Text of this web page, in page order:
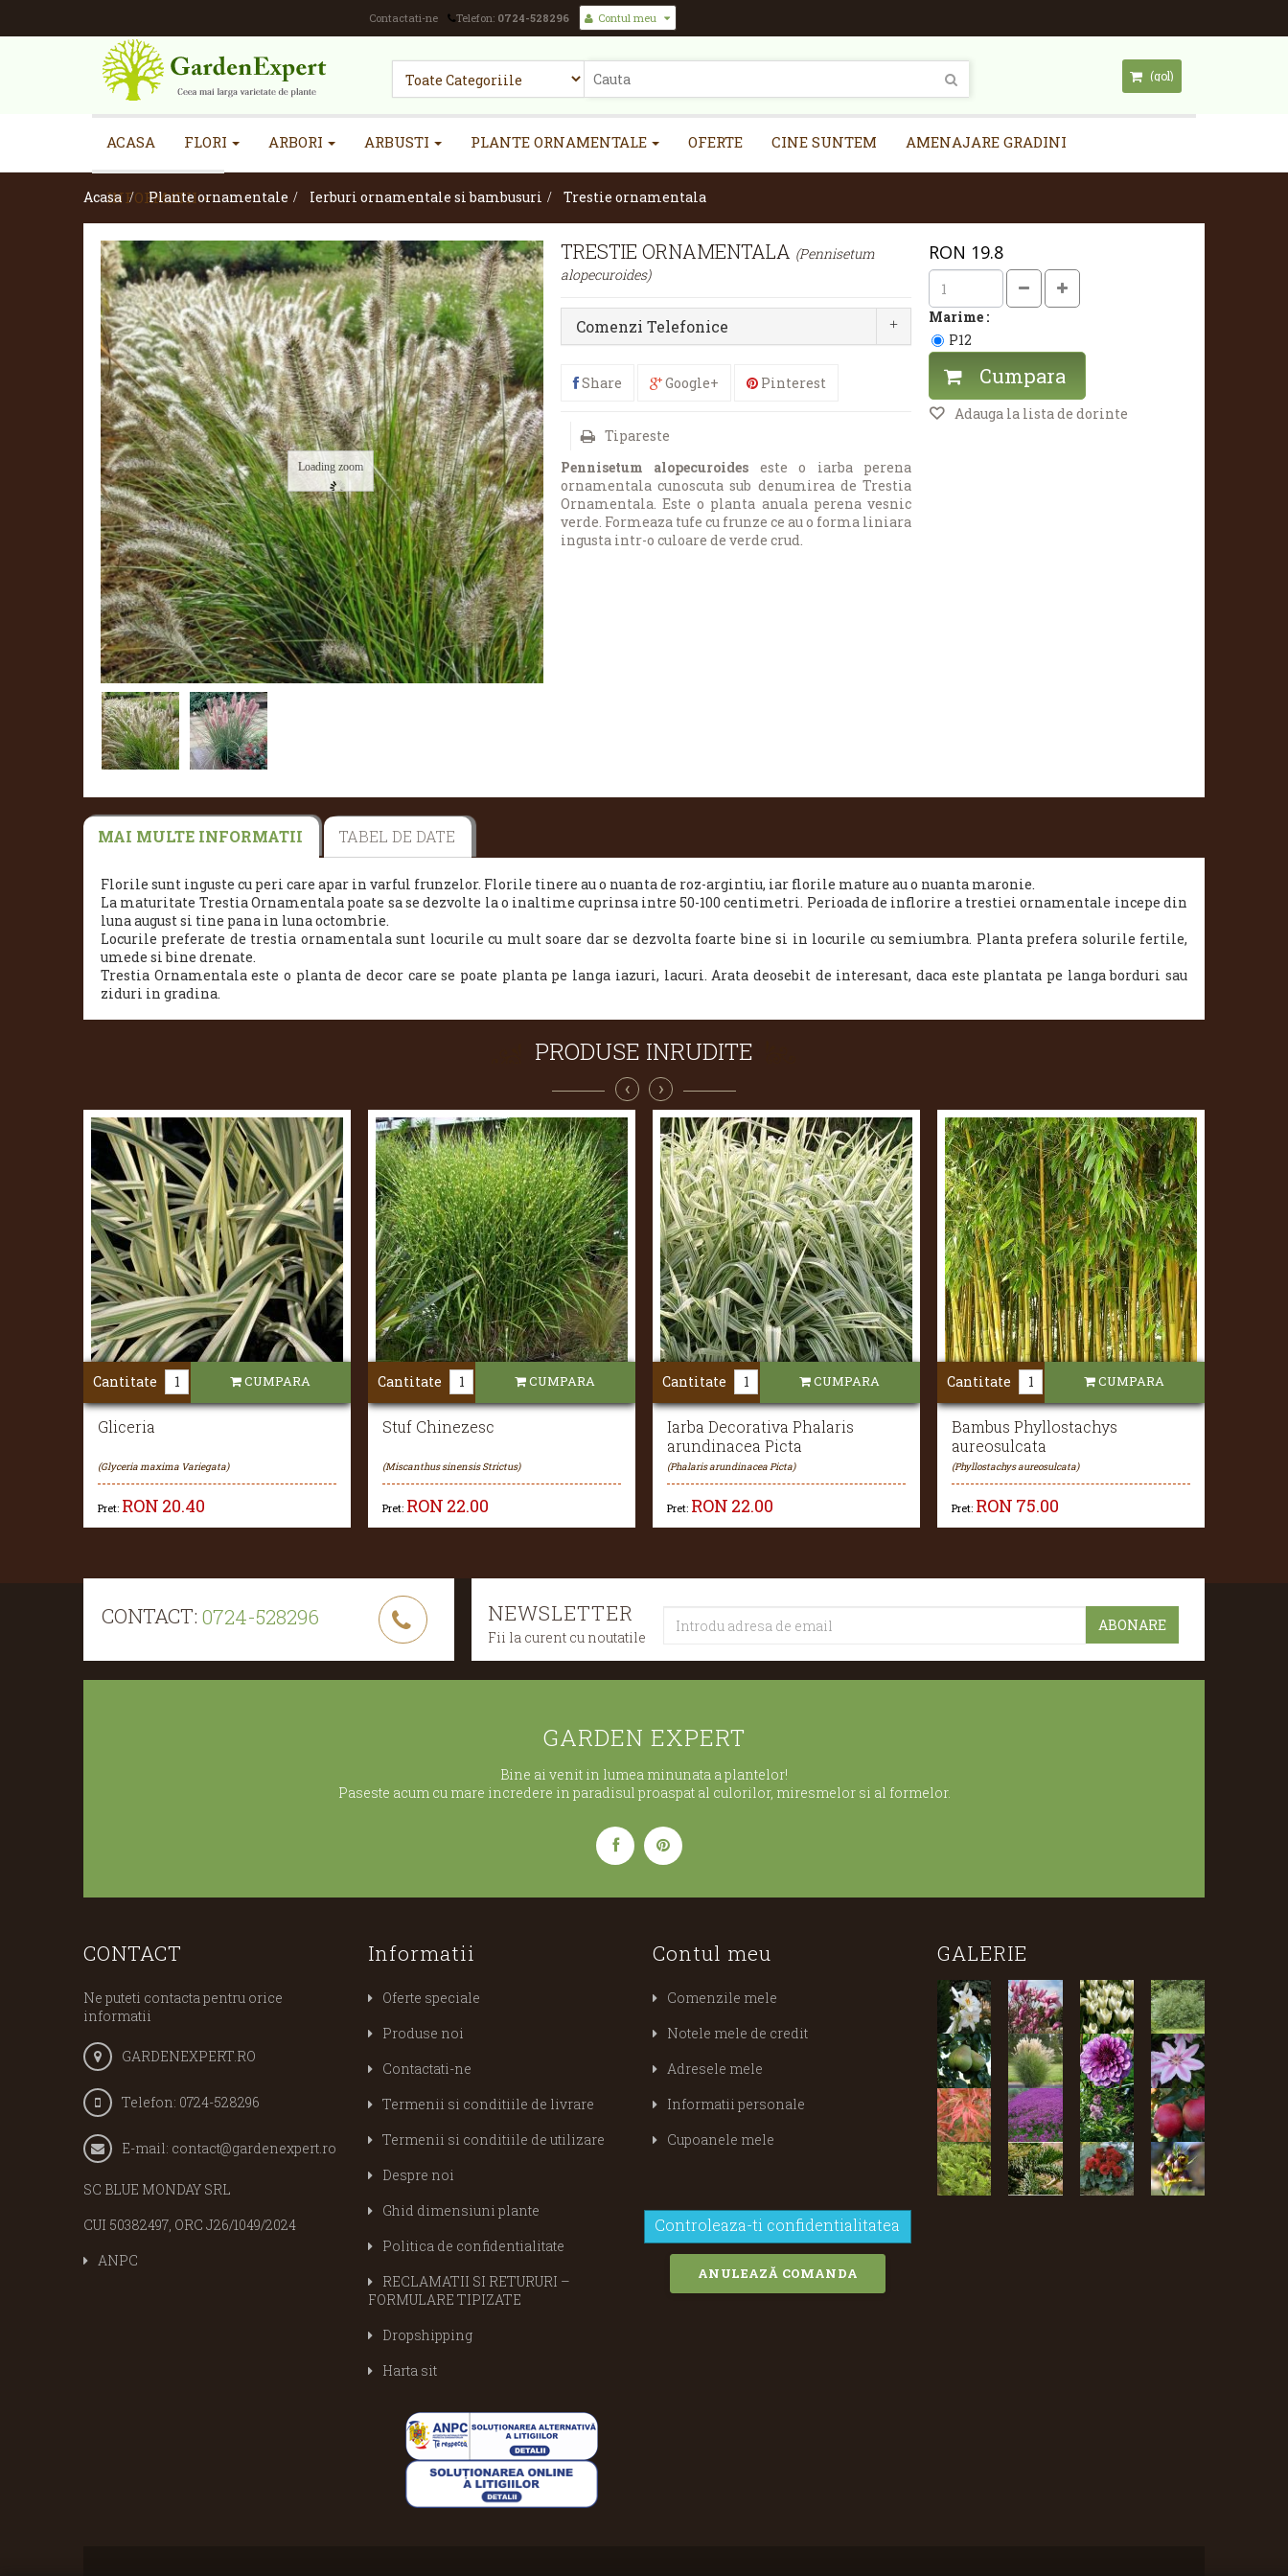
Contul meu
Contactati-ne Telefon: 0724-528296
(gol)
ACASA FLORI ARBORI ARBUSTI PLANTE ORNAMENTALE OFERTE CINE SUNTEM AMENAJARE GRADINI
INFORMATII
Acasa > Plante ornamentale > Ierburi ornamentale si bambusuri > Trestie ornamentala
Loading zoom
TRESTIE ORNAMENTALA (Pennisetum
alopecuroides)
Comenzi Telefonice
Share Google+ Pinterest
Tipareste
Pennisetum alopecuroides este o iarba perena
ornamentala cunoscuta sub denumirea de Trestia
Ornamentala. Este o planta anuala perena vesnic
verde. Formeaza tufe cu frunze ce au o forma liniara
ingusta intr-o culoare de verde crud.
RON 19.8
Marime :
P12
Cumpara
Adauga la lista de dorinte
MAI MULTE INFORMATII TABEL DE DATE
Florile sunt inguste cu peri care apar in varful frunzelor. Florile tinere au o nuanta de roz-argintiu, iar florile mature au o nuanta maronie.
La maturitate Trestia Ornamentala poate sa se dezvolte la o inaltime cuprinsa intre 50-100 centimetri. Perioada de inflorire a trestiei ornamentale incepe din
luna august si tine pana in luna octombrie.
Locurile preferate de trestia ornamentala sunt locurile cu mult soare dar se dezvolta foarte bine si in locurile cu semiumbra. Planta prefera solurile fertile,
umede si bine drenate.
Trestia Ornamentala este o planta de decor care se poate planta pe langa iazuri, lacuri. Arata deosebit de interesant, daca este plantata pe langa borduri sau
ziduri in gradina.
PRODUSE INRUDITE
‹ ›
Gliceria
(Glyceria maxima Variegata)
Pret: RON 20.40
Cantitate CUMPARA
Stuf Chinezesc
(Miscanthus sinensis Strictus)
Pret: RON 22.00
Cantitate CUMPARA
Iarba Decorativa Phalaris
arundinacea Picta
(Phalaris arundinacea Picta)
Pret: RON 22.00
Cantitate CUMPARA
Bambus Phyllostachys
aureosulcata
(Phyllostachys aureosulcata)
Pret: RON 75.00
Cantitate CUMPARA
CONTACT: 0724-528296 NEWSLETTER
Fii la curent cu noutatile
GARDEN EXPERT
Bine ai venit in lumea minunata a plantelor!
Paseste acum cu mare incredere in paradisul proaspat al culorilor, miresmelor si al formelor.
CONTACT
Ne puteti contacta pentru orice
informatii
GARDENEXPERT.RO
Telefon: 0724-528296
E-mail: contact@gardenexpert.ro
SC BLUE MONDAY SRL
CUI 50382497, ORC J26/1049/2024
ANPC
Informatii
Oferte speciale
Produse noi
Contactati-ne
Termenii si conditiile de livrare
Termenii si conditiile de utilizare
Despre noi
Ghid dimensiuni plante
Politica de confidentialitate
RECLAMATII SI RETURURI –
FORMULARE TIPIZATE
Dropshipping
Harta sit
Contul meu
Comenzile mele
Notele mele de credit
Adresele mele
Informatii personale
Cupoanele mele
GALERIE
Controleaza-ti confidentialitatea
ANULEAZĂ COMANDA